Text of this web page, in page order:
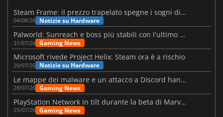
Steam Frame: il prezzo trapelato spegne i sogni di un VR economico
04/08/26 Notizie su Hardware
Palworld: Sunreach e boss più stabili con l'ultimo update
31/07/26 Gaming News
Microsoft rivede Project Helix: Steam ora è a rischio
29/07/26 Notizie su Hardware
Le mappe dei malware e un attacco a Discord hanno colpito Meccha Chameleon
28/07/26 Gaming News
PlayStation Network in tilt durante la beta di Marvel Tōkon
25/07/26 Gaming News